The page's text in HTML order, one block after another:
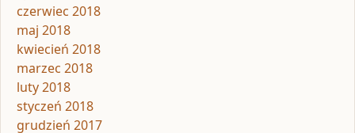
czerwiec 2018
maj 2018
kwiecień 2018
marzec 2018
luty 2018
styczeń 2018
grudzień 2017